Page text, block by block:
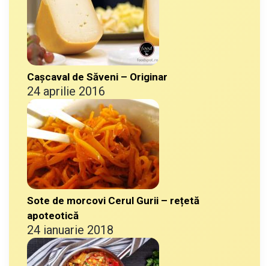
Cașcaval de Săveni – Originar
24 aprilie 2016
Sote de morcovi Cerul Gurii – rețetă
apoteotică
24 ianuarie 2018